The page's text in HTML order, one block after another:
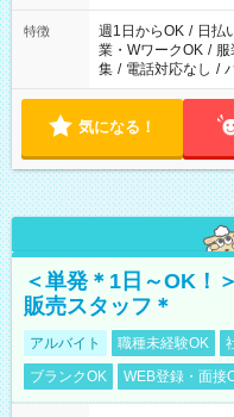
特徴 週1日からOK / 日払
業・WワークOK / 服
集 / 電話対応なし /
気になる！
＜単発＊1日～OK！
販売スタッフ＊
アルバイト 職種未経験OK
ブランクOK
WEB登録・面接